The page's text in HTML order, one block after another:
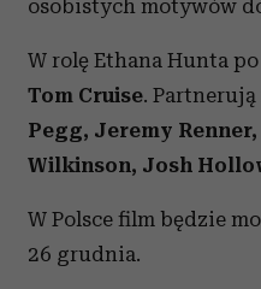
osobistych motywów
W rolę Ethana Hunta
Tom Cruise. Partnerują
Pegg, Jeremy Renner,
Wilkinson, Josh
W Polsce film będzie
26 grudnia.